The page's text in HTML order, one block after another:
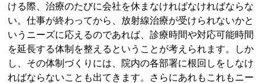
ける際、治療のたびに会社を休まなければなければならな
い。仕事が終わってから、放射線治療が受けられないかと
いうニーズに応えるのであれば、診療時間や対応可能時間
を延長する体制を整えるということが考えられます。しか
し、その体制づくりには、院内の各部署に根回しをしなけ
ればならないことも出てきます。さらにあれもこれもニー